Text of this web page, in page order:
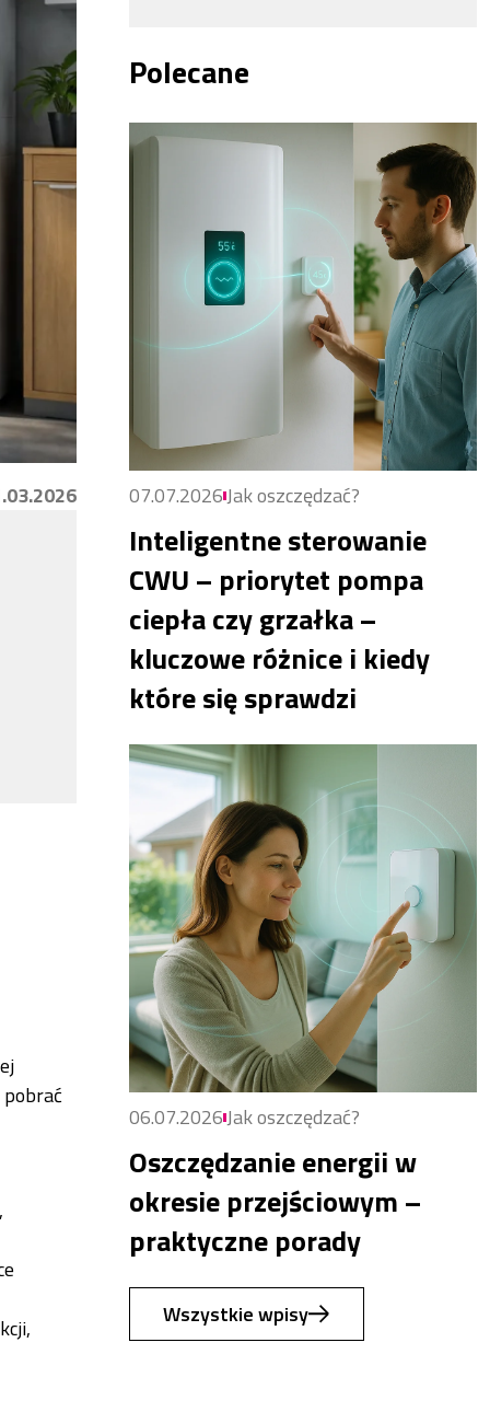
pobrać
Polecane
07.07.2026Jak oszczędzać?
Inteligentne sterowanie
CWU – priorytet pompa
ciepła czy grzałka –
kluczowe różnice i kiedy
które się sprawdzi
06.07.2026Jak oszczędzać?
Oszczędzanie energii w
okresie przejściowym –
praktyczne porady
Wszystkie wpisy